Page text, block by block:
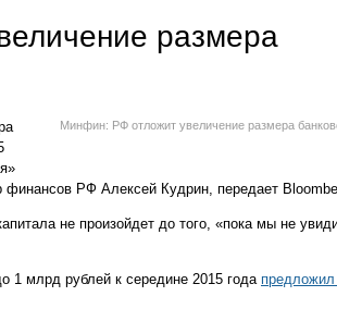
размера
Минфин: РФ отложит увеличение размера
РФ Алексей Кудрин, передает
не произойдет до того, «пока мы не
1 млрд рублей к середине 2015 года